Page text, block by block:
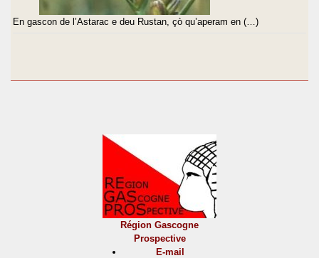
En gascon de l’Astarac e deu Rustan, çò qu’aperam en (…)
Région Gascogne
Prospective
E-mail